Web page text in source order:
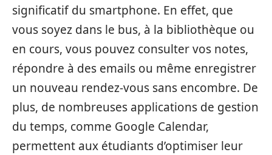
significatif du smartphone. En effet, que
vous soyez dans le bus, à la bibliothèque ou
en cours, vous pouvez consulter vos notes,
répondre à des emails ou même enregistrer
un nouveau rendez-vous sans encombre. De
plus, de nombreuses applications de gestion
du temps, comme Google Calendar,
permettent aux étudiants d’optimiser leur